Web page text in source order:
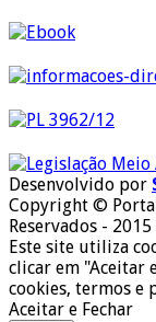
Desenvolvido por
Copyright ©
Reservados -
Este site utiliza
clicar em "Aceitar
cookies, termos e
Aceitar e Fechar